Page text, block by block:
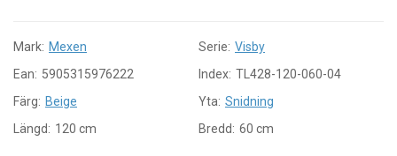
Mark: Mexen Serie: Visby
Ean: 5905315976222 Index: TL428-120-060-04
Färg: Beige Yta: Snidning
Längd: 120 cm Bredd: 60 cm